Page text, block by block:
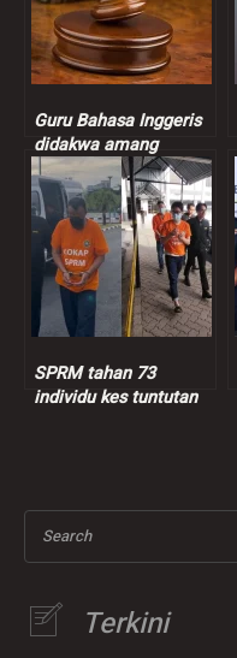
Guru Bahasa Inggeris
didakwa amang
seksual murid
perempuan 9 tahun
SPRM tahan 73
individu kes tuntutan
Search
Terkini